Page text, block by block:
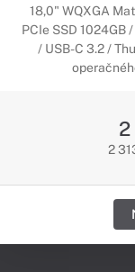
18,0" WQXGA
PCIe SSD 1024GB
/ USB-C 3.2 /
2